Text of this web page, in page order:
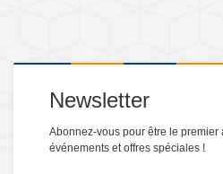
Newsletter
Abonnez-vous pour être le premier
événements et offres spéciales !